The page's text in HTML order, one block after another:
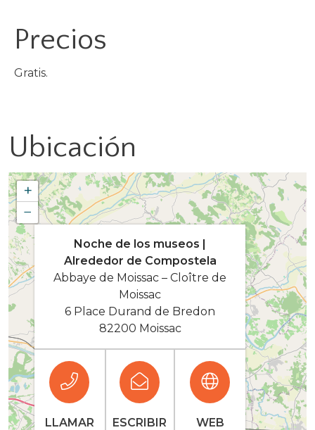
Precios
Gratis.
Ubicación
+
−
Noche de los museos |
Alrededor de Compostela
Abbaye de Moissac – Cloître de
Moissac
6 Place Durand de Bredon
82200 Moissac
LLAMAR ESCRIBIR WEB